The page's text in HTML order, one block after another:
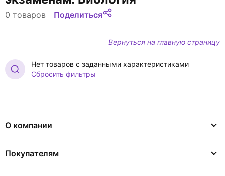
0 товаров Поделиться
Вернуться на главную страницу
Нет товаров с заданными характеристиками
Сбросить фильтры
О компании
Покупателям